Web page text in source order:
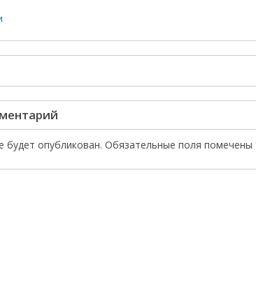
будет опубликован. Обязательные поля помечены